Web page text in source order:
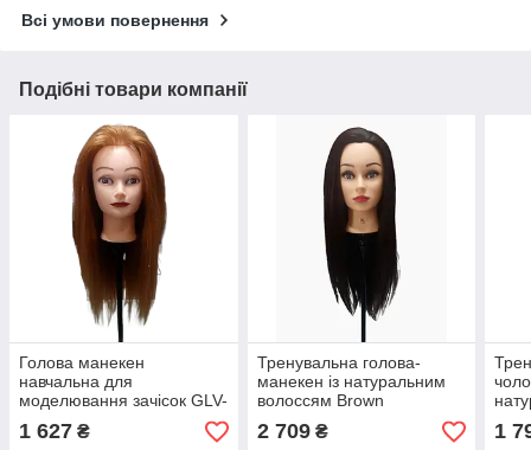
Всі умови повернення
Подібні товари компанії
Голова манекен
навчальна для
моделювання зачісок GLV-
65-5 натуральне волосся
рудий
1 627 ₴
Тренувальна голова-
манекен із натуральним
волоссям Brown
2 709₴ 1